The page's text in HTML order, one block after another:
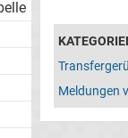
Meldungen